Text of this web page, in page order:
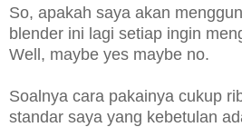
So, apakah saya akan
blender ini lagi setiap ingin
Well, maybe yes maybe no.
Soalnya cara pakainya cukup
standar saya yang kebetulan